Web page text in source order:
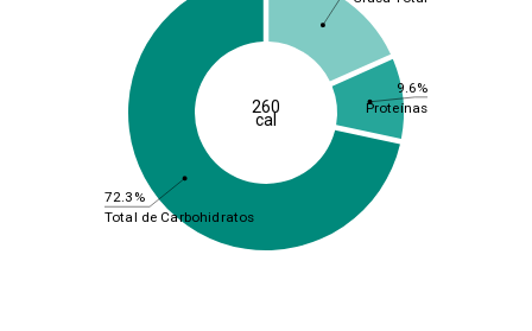
9.6%
72.3%
Proteínas
Total de Carbohidratos
260
cal